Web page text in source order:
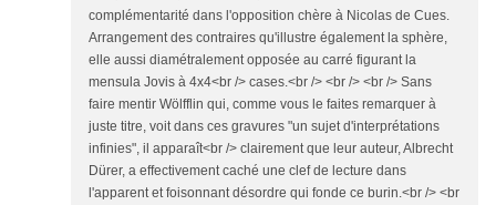
complémentarité dans l'opposition chère à Nicolas de Cues.
Arrangement des contraires qu'illustre également la sphère,
elle aussi diamétralement opposée au carré figurant la
mensula Jovis à 4x4<br /> cases.<br /> <br /> <br /> Sans
faire mentir Wölfflin qui, comme vous le faites remarquer à
juste titre, voit dans ces gravures "un sujet d'interprétations
infinies", il apparaît<br /> clairement que leur auteur, Albrecht
Dürer, a effectivement caché une clef de lecture dans
l'apparent et foisonnant désordre qui fonde ce burin.<br /> <br